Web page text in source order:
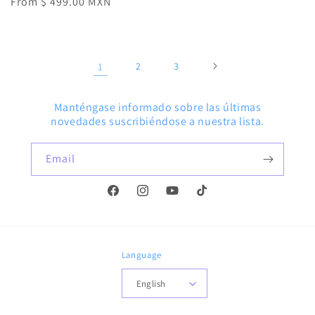
1 2 3
Manténgase informado sobre las últimas
novedades suscribiéndose a nuestra lista.
Email
FacebookInstagramYouTubeTikTok
Language
English